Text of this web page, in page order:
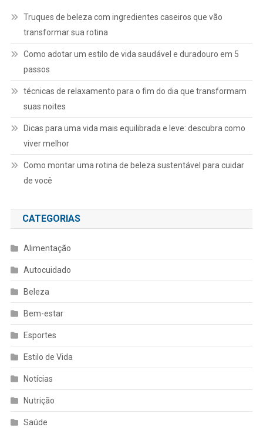
Truques de beleza com ingredientes caseiros que vão
transformar sua rotina
Como adotar um estilo de vida saudável e duradouro em 5
passos
técnicas de relaxamento para o fim do dia que transformam
suas noites
Dicas para uma vida mais equilibrada e leve: descubra como
viver melhor
Como montar uma rotina de beleza sustentável para cuidar
de você
CATEGORIAS
Alimentação
Autocuidado
Beleza
Bem-estar
Esportes
Estilo de Vida
Notícias
Nutrição
Saúde